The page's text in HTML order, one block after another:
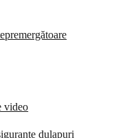
video
dulapuri